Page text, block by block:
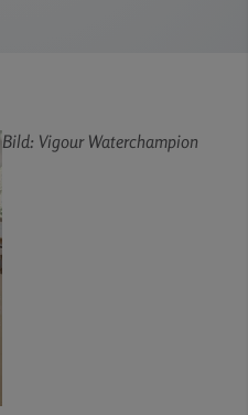
Bild: Vigour Waterchampion